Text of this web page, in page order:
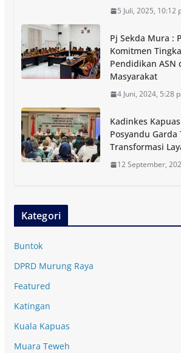
5 Juli, 2025, 10:12
Pj Sekda Mura :
Komitmen
Pendidikan ASN
Masyarakat
4 Juni, 2024, 5:28
Kadinkes
Posyandu Garda
Transformasi
12 September,
Kategori
Buntok
DPRD Murung Raya
Featured
Katingan
Kuala Kapuas
Muara Teweh